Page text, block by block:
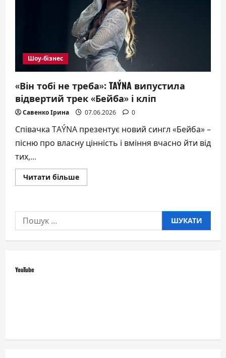
геймерки
з
Threads
Шоу-бізнес
«Він тобі не треба»: TAÝNA випустила
відвертий трек «Бейба» і кліп
Савенко Ірина 07.06.2026 0
Співачка TAÝNA презентує новий сингл «Бейба» –
пісню про власну цінність і вміння вчасно йти від
тих,...
Читати більшеДокладніше
про
треба»:
відвертий
трек
Пошук:
YouTube